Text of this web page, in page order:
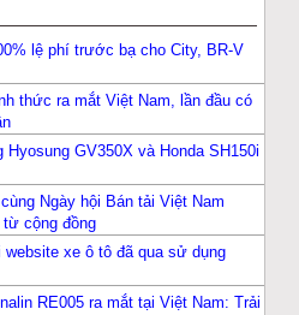
lệ phí trước bạ cho City, BR-V
thức ra mắt Việt Nam, lần đầu có
Hyosung GV350X và Honda SH150i
Ngày hội Bán tải Việt Nam
cộng đồng
website xe ô tô đã qua sử dụng
RE005 ra mắt tại Việt Nam: Trải